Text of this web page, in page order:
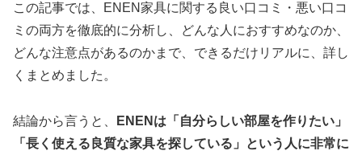
この記事では、ENEN家具に関する良い口コミ・悪い口コ
ミの両方を徹底的に分析し、どんな人におすすめなのか、
どんな注意点があるのかまで、できるだけリアルに、詳し
くまとめました。
結論から言うと、
ENENは「自分らしい部屋を作りたい」
「長く使える良質な家具を探している」という人に非常に